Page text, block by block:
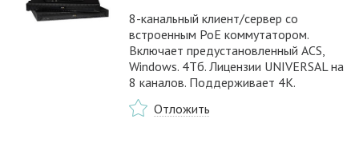
8-канальный клиент/сервер со
встроенным PoE коммутатором.
Включает предустановленный ACS,
Windows. 4Тб. Лицензии UNIVERSAL на
8 каналов. Поддерживает 4K.
Отложить